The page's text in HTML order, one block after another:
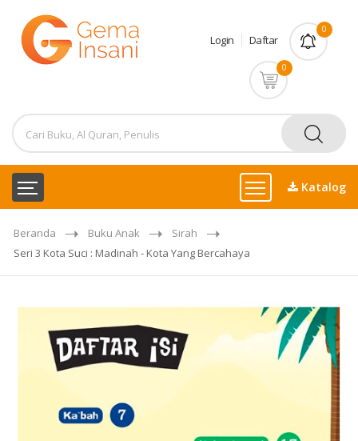
Login Daftar
0
0
Katalog
Beranda Buku Anak
Sirah
Seri 3 Kota Suci : Madinah - Kota Yang Bercahaya